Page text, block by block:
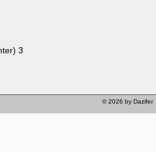
© 2026 by Dazifer